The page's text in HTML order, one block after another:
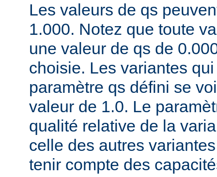
Les valeurs de qs
1.000. Notez que toute
une valeur de qs de
choisie. Les variantes
paramètre qs défini se
valeur de 1.0. Le
qualité relative de la
celle des autres
tenir compte des